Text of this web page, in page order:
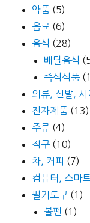
약품 (5)
음료 (6)
음식 (28)
배달음식
즉석식품
의류, 신발, 시
전자제품 (13)
주류 (4)
직구 (10)
차, 커피 (7)
컴퓨터, 스마
필기도구 (1)
볼펜 (1)